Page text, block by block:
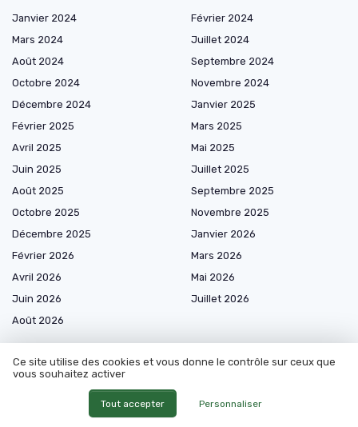
Janvier 2024
Février 2024
Mars 2024
Juillet 2024
Août 2024
Septembre 2024
Octobre 2024
Novembre 2024
Décembre 2024
Janvier 2025
Février 2025
Mars 2025
Avril 2025
Mai 2025
Juin 2025
Juillet 2025
Août 2025
Septembre 2025
Octobre 2025
Novembre 2025
Décembre 2025
Janvier 2026
Février 2026
Mars 2026
Avril 2026
Mai 2026
Juin 2026
Juillet 2026
Août 2026
Ce site utilise des cookies et vous donne le contrôle sur ceux que
vous souhaitez activer
Tout accepter Personnaliser